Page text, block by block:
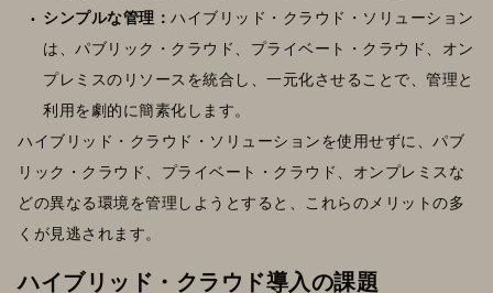
シンプルな管理： ハイブリッド・クラウド・ソリューション
は、パブリック・クラウド、プライベート・クラウド、オン
プレミスのリソースを統合し、一元化させることで、管理と
利用を劇的に簡素化します。
ハイブリッド・クラウド・ソリューションを使用せずに、パブ
リック・クラウド、プライベート・クラウド、オンプレミスな
どの異なる環境を管理しようとすると、これらのメリットの多
くが見逃されます。
ハイブリッド・クラウド導入の課題